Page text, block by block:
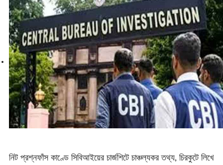
নিট প্রশ্নফাঁস কাণ্ডে সিবিআইয়ের চার্জশিটে চাঞ্চল্যকর তথ্য, চিরকুটে লিখে